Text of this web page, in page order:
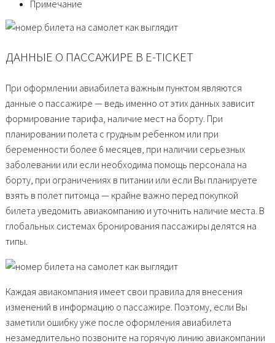
Примечание
ДАННЫЕ О ПАССАЖИРЕ В E-TICKET
При оформлении авиабилета важным пунктом являются
данные о пассажире — ведь именно от этих данных зависит
формирование тарифа, наличие мест на борту. При
планировании полета с грудным ребенком или при
беременности более 6 месяцев, при наличии серьезных
заболевании или если необходима помощь персонала на
борту, при ограничениях в питании или если Вы планируете
взять в полет питомца — крайне важно перед покупкой
билета уведомить авиакомпанию и уточнить наличие места. В
глобальных системах бронирования пассажиры делятся на
типы.
Каждая авиакомпания имеет свои правила для внесения
изменений в информацию о пассажире. Поэтому, если Вы
заметили ошибку уже после оформления авиабилета
незамедлительно позвоните на горячую линию авиакомпании